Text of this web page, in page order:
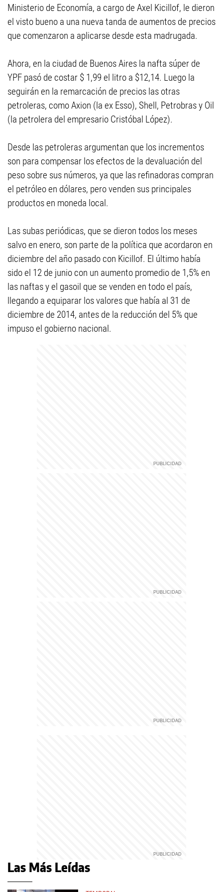
Ministerio de Economía, a cargo de Axel Kicillof, le dieron
el visto bueno a una nueva tanda de aumentos de precios
que comenzaron a aplicarse desde esta madrugada.
Ahora, en la ciudad de Buenos Aires la nafta súper de
YPF pasó de costar $ 1,99 el litro a $12,14. Luego la
seguirán en la remarcación de precios las otras
petroleras, como Axion (la ex Esso), Shell, Petrobras y Oil
(la petrolera del empresario Cristóbal López).
Desde las petroleras argumentan que los incrementos
son para compensar los efectos de la devaluación del
peso sobre sus números, ya que las refinadoras compran
el petróleo en dólares, pero venden sus principales
productos en moneda local.
Las subas periódicas, que se dieron todos los meses
salvo en enero, son parte de la política que acordaron en
diciembre del año pasado con Kicillof. El último había
sido el 12 de junio con un aumento promedio de 1,5% en
las naftas y el gasoil que se venden en todo el país,
llegando a equiparar los valores que había al 31 de
diciembre de 2014, antes de la reducción del 5% que
impuso el gobierno nacional.
Las Más Leídas